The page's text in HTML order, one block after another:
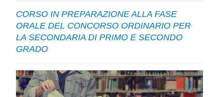
CORSO IN PREPARAZIONE ALLA FASE
ORALE DEL CONCORSO ORDINARIO PER
LA SECONDARIA DI PRIMO E SECONDO
GRADO